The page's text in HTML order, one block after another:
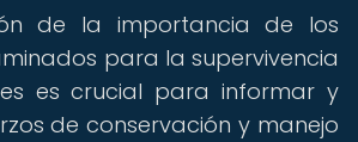
de la importancia de los
para la supervivencia
es crucial para informar y
de conservación y manejo